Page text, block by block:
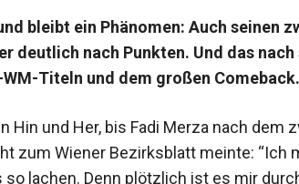
bleibt ein Phänomen: Auch seinen
deutlich nach Punkten. Und das
Titeln und dem großen
Hin und Her, bis Fadi Merza nach dem
zum Wiener Bezirksblatt meinte: “Ich
so lachen. Denn plötzlich ist es mir